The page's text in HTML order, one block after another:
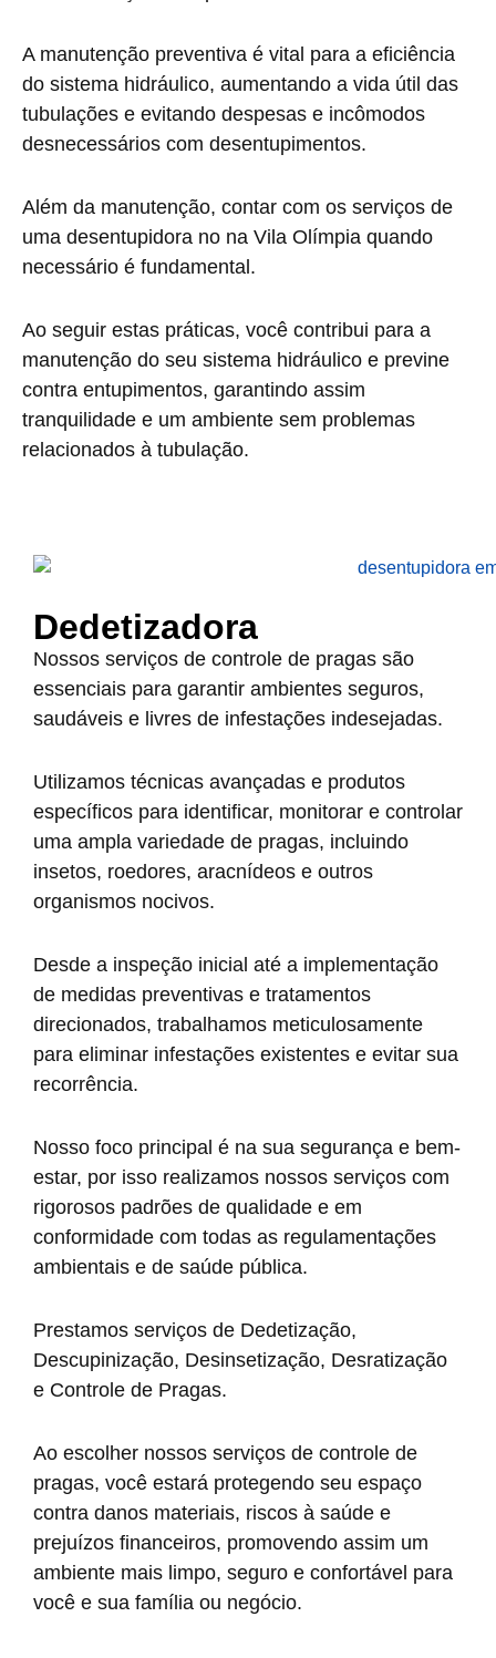
A manutenção preventiva é vital para a eficiência
do sistema hidráulico, aumentando a vida útil das
tubulações e evitando despesas e incômodos
desnecessários com desentupimentos.
Além da manutenção, contar com os serviços de
uma desentupidora no na Vila Olímpia quando
necessário é fundamental.
Ao seguir estas práticas, você contribui para a
manutenção do seu sistema hidráulico e previne
contra entupimentos, garantindo assim
tranquilidade e um ambiente sem problemas
relacionados à tubulação.
Dedetizadora
Nossos serviços de controle de pragas são
essenciais para garantir ambientes seguros,
saudáveis e livres de infestações indesejadas.
Utilizamos técnicas avançadas e produtos
específicos para identificar, monitorar e controlar
uma ampla variedade de pragas, incluindo
insetos, roedores, aracnídeos e outros
organismos nocivos.
Desde a inspeção inicial até a implementação
de medidas preventivas e tratamentos
direcionados, trabalhamos meticulosamente
para eliminar infestações existentes e evitar sua
recorrência.
Nosso foco principal é na sua segurança e bem-
estar, por isso realizamos nossos serviços com
rigorosos padrões de qualidade e em
conformidade com todas as regulamentações
ambientais e de saúde pública.
Prestamos serviços de Dedetização,
Descupinização, Desinsetização, Desratização
e Controle de Pragas.
Ao escolher nossos serviços de controle de
pragas, você estará protegendo seu espaço
contra danos materiais, riscos à saúde e
prejuízos financeiros, promovendo assim um
ambiente mais limpo, seguro e confortável para
você e sua família ou negócio.